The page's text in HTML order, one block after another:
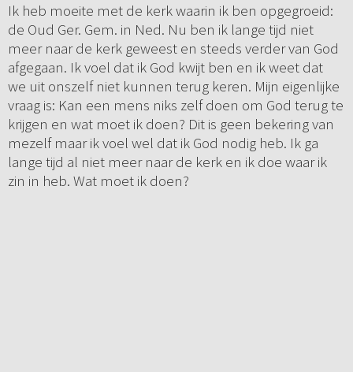
Ik heb moeite met de kerk waarin ik ben opgegroeid:
de Oud Ger. Gem. in Ned. Nu ben ik lange tijd niet
meer naar de kerk geweest en steeds verder van God
afgegaan. Ik voel dat ik God kwijt ben en ik weet dat
we uit onszelf niet kunnen terug keren. Mijn eigenlijke
vraag is: Kan een mens niks zelf doen om God terug te
krijgen en wat moet ik doen? Dit is geen bekering van
mezelf maar ik voel wel dat ik God nodig heb. Ik ga
lange tijd al niet meer naar de kerk en ik doe waar ik
zin in heb. Wat moet ik doen?